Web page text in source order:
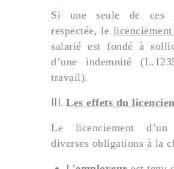
Si une seule de ces
respectée, le
salarié est fondé à
d’une indemnité
travail).
Les effets du
Le licenciement d’un
diverses obligations à la